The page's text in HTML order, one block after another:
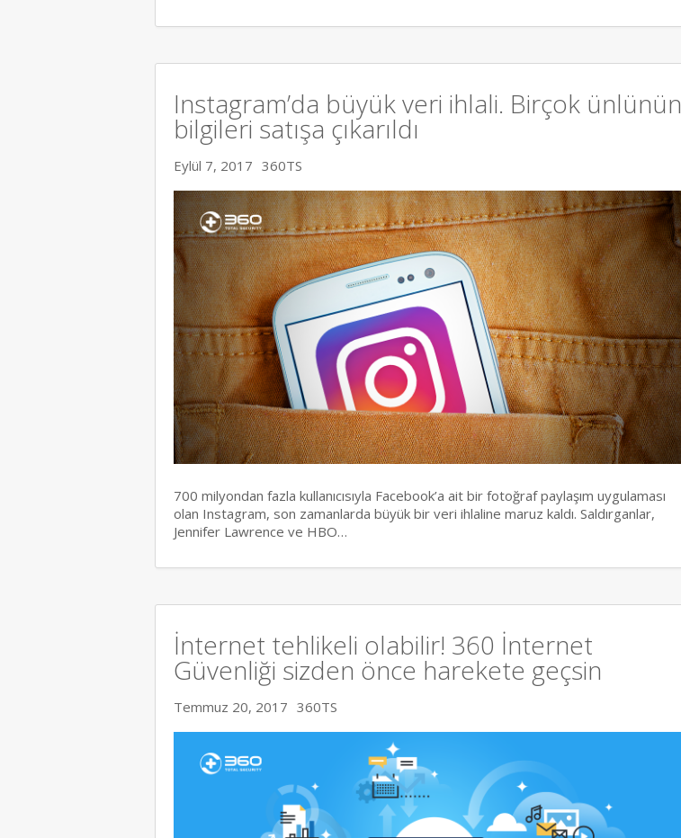
Instagram’da büyük veri ihlali. Birçok ünlünün
bilgileri satışa çıkarıldı
Eylül 7, 2017 360TS
700 milyondan fazla kullanıcısıyla Facebook’a ait bir fotoğraf paylaşım uygulaması
olan Instagram, son zamanlarda büyük bir veri ihlaline maruz kaldı. Saldırganlar,
Jennifer Lawrence ve HBO…
İnternet tehlikeli olabilir! 360 İnternet
Güvenliği sizden önce harekete geçsin
Temmuz 20, 2017 360TS